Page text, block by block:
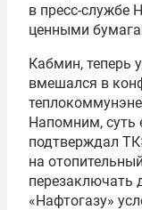
в пресс-службе
ценными
Кабмин, теперь
вмешался в
Напомним, суть
подтверждал
на
перезаключать
«Нафтогазу»